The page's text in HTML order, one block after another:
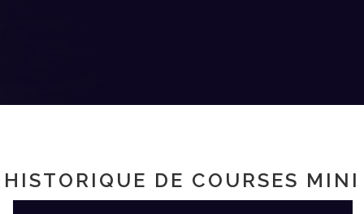
HISTORIQUE DE COURSES MINI